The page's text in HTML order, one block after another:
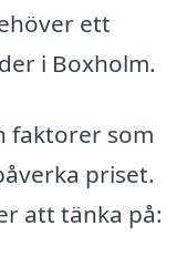
ett
i Boxholm.
faktorer som
priset.
att tänka på: